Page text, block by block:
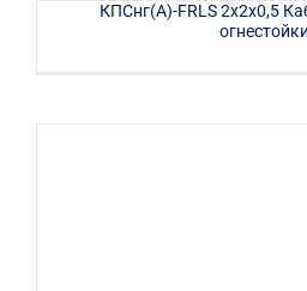
КПСнг(А)-FRLS 2х2х0,5